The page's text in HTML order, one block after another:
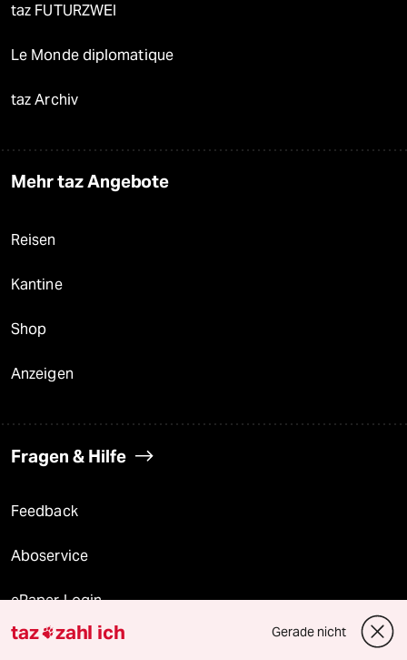
taz FUTURZWEI
Le Monde diplomatique
taz Archiv
Mehr taz Angebote
Reisen
Kantine
Shop
Anzeigen
Fragen & Hilfe
Feedback
Aboservice
ePaper Login
Downloads für Abonnierende
taz zahl ich Gerade nicht